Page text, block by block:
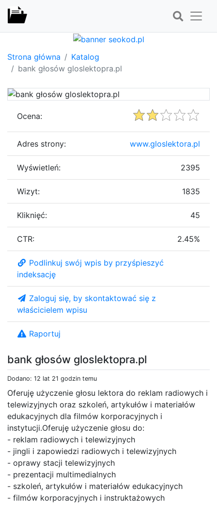
Strona główna
Katalog
bank głosów gloslektopra.pl
bank głosów gloslektopra.pl
Dodano: 12 lat 21 godzin temu
Oferuję użyczenie głosu lektora do reklam radiowych i
telewizyjnych oraz szkoleń, artykułów i materiałów
edukacyjnych dla filmów korporacyjnych i
instytucji.Oferuję użyczenie głosu do:
- reklam radiowych i telewizyjnych
- jingli i zapowiedzi radiowych i telewizyjnych
- oprawy stacji telewizyjnych
- prezentacji multimedialnych
- szkoleń, artykułów i materiałów edukacyjnych
- filmów korporacyjnych i instruktażowych
Ocena:
Adres strony: www.gloslektora.pl
Wyświetleń: 2395
Wizyt: 1835
Kliknięć: 45
CTR: 2.45%
Podlinkuj swój wpis by przyśpieszyć
indeksację
Zaloguj się, by skontaktować się z
właścicielem wpisu
Raportuj